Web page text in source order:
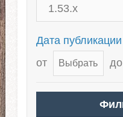
Дата публикации
от
до